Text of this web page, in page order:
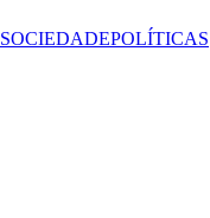
SOCIEDADEPOLÍTICAS